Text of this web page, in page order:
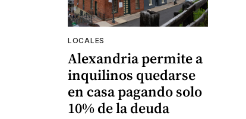
LOCALES
Alexandria permite a
inquilinos quedarse
en casa pagando solo
10% de la deuda